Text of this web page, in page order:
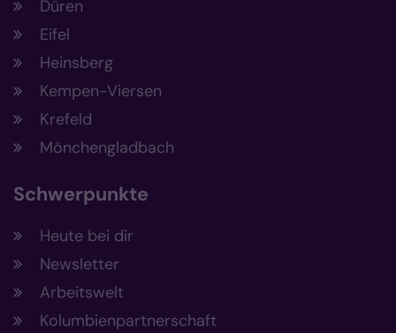
Düren
Eifel
Heinsberg
Kempen-Viersen
Krefeld
Mönchengladbach
Schwerpunkte
Heute bei dir
Newsletter
Arbeitswelt
Kolumbienpartnerschaft